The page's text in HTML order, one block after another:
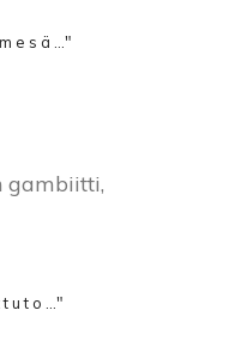
e s ä ..."
gambiitti,
u t o ..."